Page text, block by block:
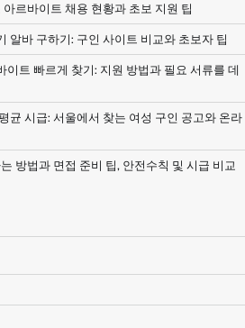
르바이트 채용 현황과 초보 지원 팁
알바 구하기: 구인 사이트 비교와 초보자 팁
이트 빠르게 찾기: 지원 방법과 필요 서류를 데
균 시급: 서울에서 찾는 여성 구인 공고와 온라
방법과 면접 준비 팁, 안전수칙 및 시급 비교